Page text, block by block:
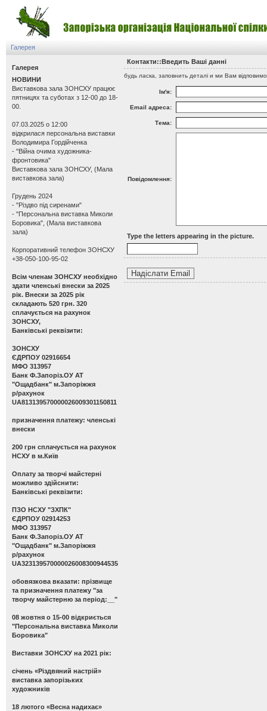
Галерея
Галерея
НОВИНИ
Виставкова зала ЗОНСХУ працює
пятницях та суботах з 12-00 до 18-
00.
07.03.2025 о 12:00
відкрилася персональна виставки
Володимира Гордійченка
- "Війна очима художника-
фронтовика"
Виставкова зала ЗОНСХУ, (Мала
виставкова зала)
Грудень 2024
- "Різдво під сиренами"
- "Персональна виставка Миколи
Боровика", (Мала виставкова
зала)
Корпоративний телефон ЗОНСХУ
+38-050-100-95-02
Всім членам ЗОНСХУ необхідно
здати членські внески за 2025
рік. Внески за 2025 рік
складають 520 грн. 320
сплачується на рахунок
ЗОНСХУ,
Банківські реквізити:
ЗОНСХУ
ЄДРПОУ 02916654
МФО 313957
Банк Ф.Запоріз.ОУ АТ
"Ощадбанк" м.Запоріжжя
р/рахунок
UA813139570000026009301150811
призначення платежу: членські
внески
200 грн сплачується на рахунок
НСХУ в м.Київ
Оплату за творчі майстерні
можливо здійснити:
Банківські реквізити:
ПЗО НСХУ "ЗХПК"
ЄДРПОУ 02914253
МФО 313957
Банк Ф.Запоріз.ОУ АТ
"Ощадбанк" м.Запоріжжя
р/рахунок
UA323139570000026008300944535
обовязкова вказати: прізвище
та призначення платежу "за
творчу майстерню за період:__"
08 жовтня о 15-00 відкриється
"Персональна виставка Миколи
Боровика"
Виставки ЗОНСХУ на 2021 рік:
січень «Різдвяний настрій»
виставка запорізьких
художників
18 лютого «Весна надихає»
Контакти::Введить Вашi даннi
будь ласка, заповнить деталi и ми Вам
Iм'я:
Email адреса:
Тема:
Повiдомлення:
Type the letters appearing in the picture.